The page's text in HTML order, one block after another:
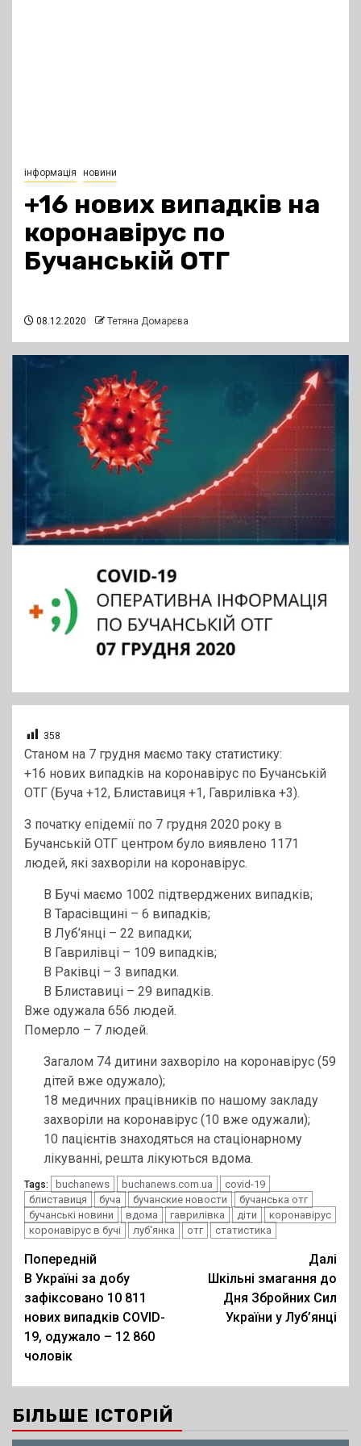
інформація новини
+16 нових випадків на
коронавірус по
Бучанській ОТГ
08.12.2020 Тетяна Домарєва
358
Станом на 7 грудня маємо таку статистику:
+16 нових випадків на коронавірус по Бучанській
ОТГ (Буча +12, Блиставиця +1, Гаврилівка +3).
З початку епідемії по 7 грудня 2020 року в
Бучанській ОТГ центром було виявлено 1171
людей, які захворіли на коронавірус.
В Бучі маємо 1002 підтверджених випадків;
В Тарасівщині – 6 випадків;
В Луб’янці – 22 випадки;
В Гаврилівці – 109 випадків;
В Раківці – 3 випадки.
В Блиставиці – 29 випадків.
Вже одужала 656 людей.
Померло – 7 людей.
Загалом 74 дитини захворіло на коронавірус (59
дітей вже одужало);
18 медичних працівників по нашому закладу
захворіли на коронавірус (10 вже одужали);
10 пацієнтів знаходяться на стаціонарному
лікуванні, решта лікуються вдома.
Tags: buchanews buchanews.com.ua
covid-19
блиставиця
буча бучанские новости
бучанська отг
бучанські новини
вдома гаврилівка діти
коронавірус
коронавірус в бучі
луб'янка отг статистика
Post
navigation
Попередній
В Україні за добу
зафіксовано 10 811
нових випадків COVID-
19, одужало – 12 860
чоловік
Далі
Шкільні змагання до
Дня Збройних Сил
України у Луб’янці
БІЛЬШЕ ІСТОРІЙ